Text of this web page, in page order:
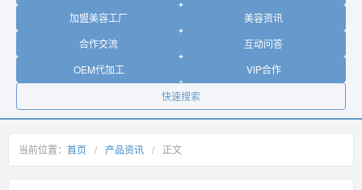
加盟美容工厂
美容资讯
合作交流
互动问答
OEM代加工
VIP合作
快速搜索
当前位置： 首页 / 产品资讯 / 正文